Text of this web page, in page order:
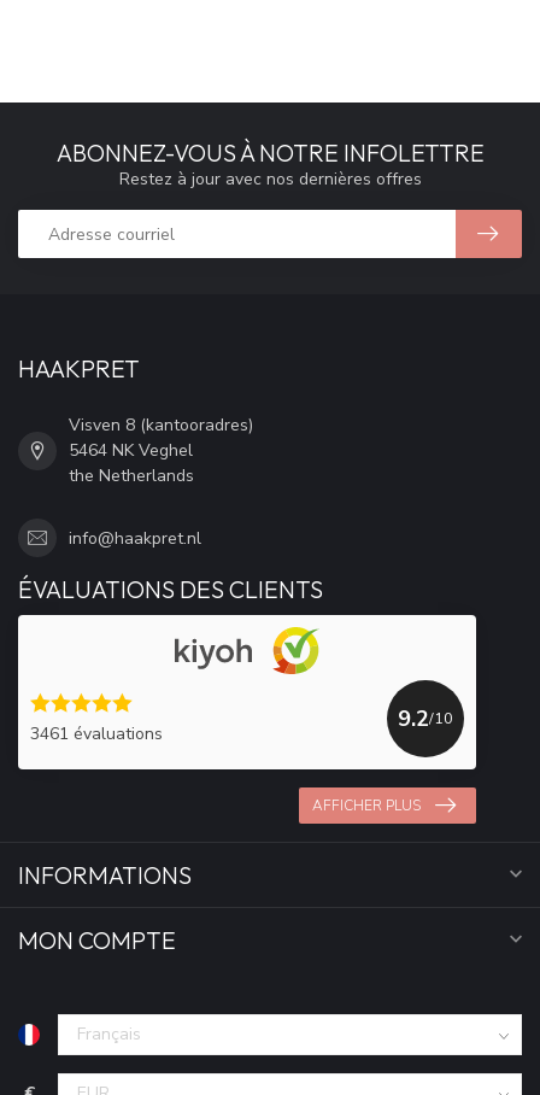
ABONNEZ-VOUS À NOTRE INFOLETTRE
Restez à jour avec nos dernières offres
HAAKPRET
Visven 8 (kantooradres)
5464 NK Veghel
the Netherlands
info@haakpret.nl
ÉVALUATIONS DES CLIENTS
3461 évaluations
9.2/10
AFFICHER PLUS
INFORMATIONS
MON COMPTE